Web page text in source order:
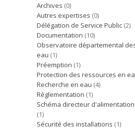
Archives (0)
Autres expertises (0)
Délégation de Service Public (2)
Documentation (10)
Observatoire départemental
eau (1)
Préemption (1)
Protection des ressources en
Recherche en eau (4)
Règlementation (1)
Schéma directeur
(1)
Sécurité des installations (1)